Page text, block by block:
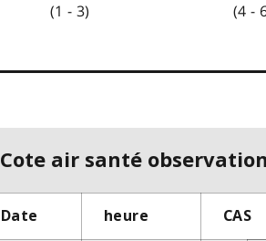
(1 - 3)
(4 -
Cote air santé
Date heure CAS